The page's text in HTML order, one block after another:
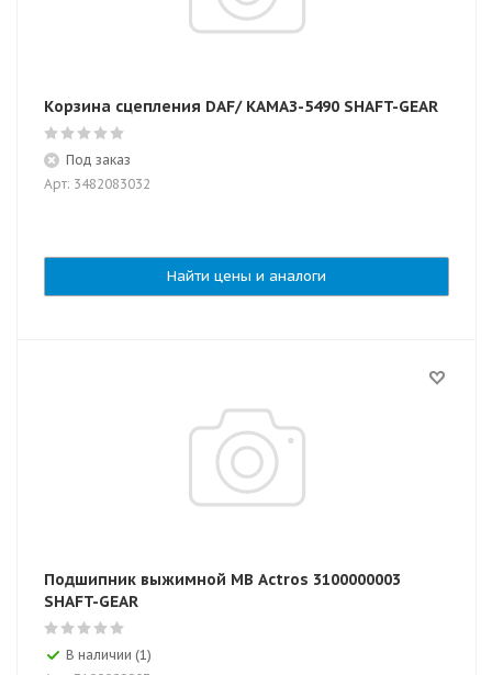
Корзина сцепления DAF/ КАМАЗ-5490 SHAFT-GEAR
Под заказ
Арт: 3482083032
Найти цены и аналоги
Подшипник выжимной MB Actros 3100000003
SHAFT-GEAR
В наличии (1)